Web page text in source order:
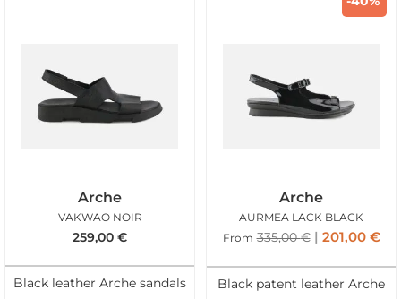
Arche
VAKWAO NOIR
259,00 €
Black leather Arche sandals
Arche
AURMEA LACK BLACK
From 335,00€ 201,00 €
Black patent leather Arche